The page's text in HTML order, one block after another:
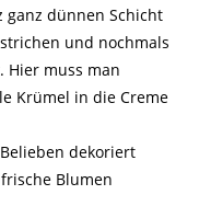
dünnen Schicht
und nochmals
Hier muss man
Krümel in die Creme
dekoriert
Blumen